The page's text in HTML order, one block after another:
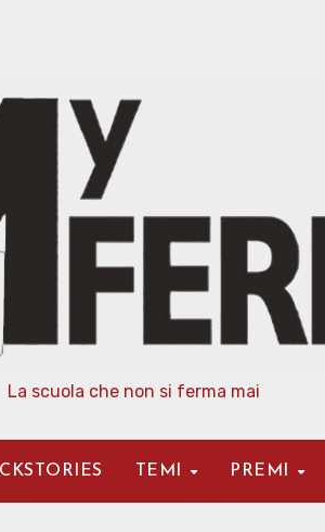
La scuola che non si ferma mai
TEMI PREMI